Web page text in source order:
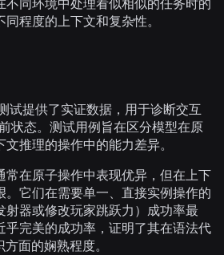
程度的上下文和复杂性。
试提供了实证数据，用于诊断交互
状态。测试用例旨在区分模型在原
推理的操作中的能力差异。
常在原子操作中表现优异，但在上下
。它们在需要单一、直接实例操作的
射器或修改玩家跳跃力）成功率最
乎完美的成功率，证明了其在语法代
面的娴熟程度。